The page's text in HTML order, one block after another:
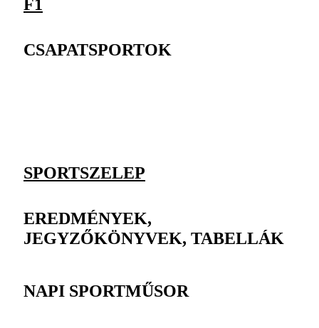
F1
CSAPATSPORTOK
SPORTSZELEP
EREDMÉNYEK,
JEGYZŐKÖNYVEK, TABELLÁK
NAPI SPORTMŰSOR